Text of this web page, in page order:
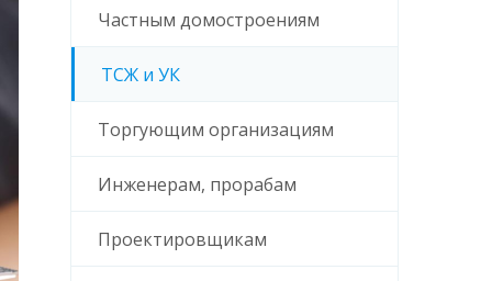
Частным домостроениям
ТСЖ и УК
Торгующим организациям
Инженерам, прорабам
Проектировщикам